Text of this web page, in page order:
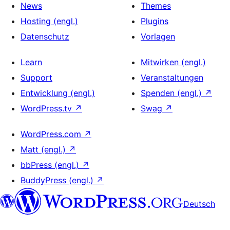
News
Hosting (engl.)
Datenschutz
Themes
Plugins
Vorlagen
Learn
Support
Entwicklung (engl.)
WordPress.tv ↗
Mitwirken (engl.)
Veranstaltungen
Spenden (engl.) ↗
Swag ↗
WordPress.com ↗
Matt (engl.) ↗
bbPress (engl.) ↗
BuddyPress (engl.) ↗
Deutsch